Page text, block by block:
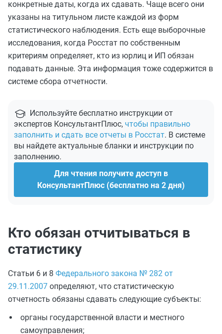
конкретные даты, когда их сдавать. Чаще всего они
указаны на титульном листе каждой из форм
статистического наблюдения. Есть еще выборочные
исследования, когда Росстат по собственным
критериям определяет, кто из юрлиц и ИП обязан
подавать данные. Эта информация тоже содержится в
системе сбора отчетности.
Используйте бесплатно инструкции от
экспертов КонсультантПлюс, чтобы правильно
заполнить и сдать все отчеты в Росстат. В системе
вы найдете актуальные бланки и инструкции по
заполнению.
Для чтения получите доступ в
КонсультантПлюс (бесплатно на 2 дня)
Кто обязан отчитываться в
статистику
Статьи 6 и 8 Федерального закона № 282 от
29.11.2007 определяют, что статистическую
отчетность обязаны сдавать следующие субъекты:
органы государственной власти и местного
самоуправления;